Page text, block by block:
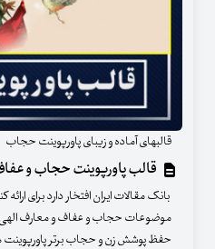
قالبهای آماده و زیبای پاورپوینت حجاب
قالب پاورپوینت حجاب و عفاف
بانک مقالات ایران افتخار دارد برای ارائه
موضوعات حجاب و عفاف و معارف الهی
حفظ پوشش زن و حجاب برتر پاورپوینت